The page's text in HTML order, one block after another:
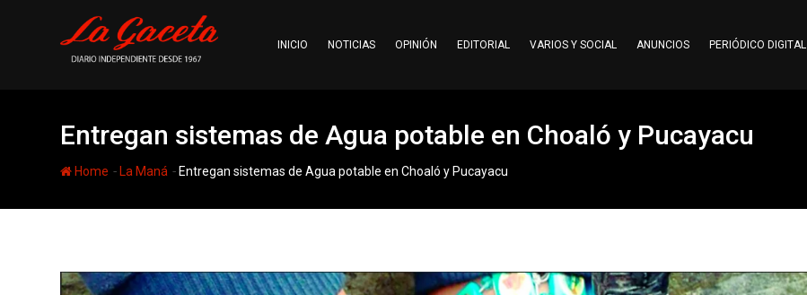
INICIO NOTICIAS OPINIÓN EDITORIAL VARIOS Y SOCIAL ANUNCIOS PERIÓDICO DIGITAL
Entregan sistemas de Agua potable en Choaló y Pucayacu
Home - La Maná - Entregan sistemas de Agua potable en Choaló y Pucayacu